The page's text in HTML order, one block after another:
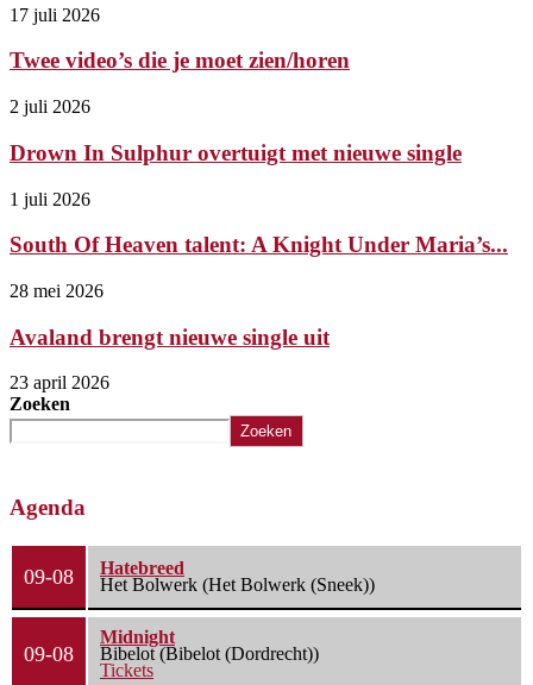
17 juli 2026
Twee video’s die je moet zien/horen
2 juli 2026
Drown In Sulphur overtuigt met nieuwe single
1 juli 2026
South Of Heaven talent: A Knight Under Maria’s...
28 mei 2026
Avaland brengt nieuwe single uit
23 april 2026
Zoeken
Zoeken
Agenda
09-08
Hatebreed
Het Bolwerk (Het Bolwerk (Sneek))
09-08
Midnight
Bibelot (Bibelot (Dordrecht))
Tickets